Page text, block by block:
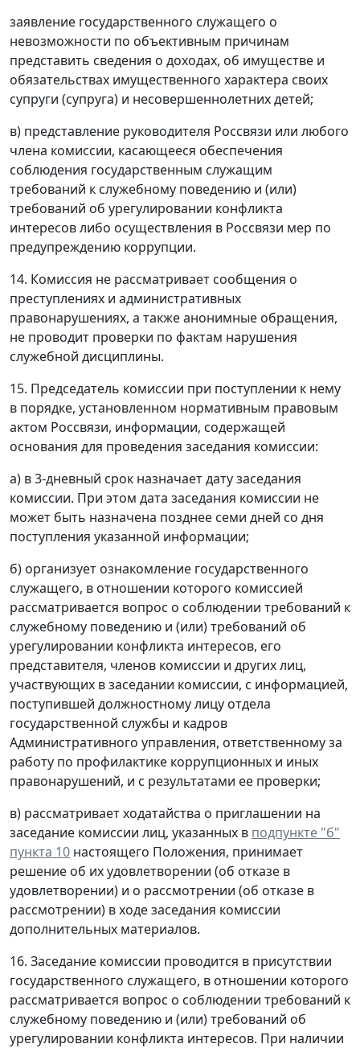
заявление государственного служащего о
невозможности по объективным причинам
представить сведения о доходах, об имуществе и
обязательствах имущественного характера своих
супруги (супруга) и несовершеннолетних детей;
в) представление руководителя Россвязи или любого
члена комиссии, касающееся обеспечения
соблюдения государственным служащим
требований к служебному поведению и (или)
требований об урегулировании конфликта
интересов либо осуществления в Россвязи мер по
предупреждению коррупции.
14. Комиссия не рассматривает сообщения о
преступлениях и административных
правонарушениях, а также анонимные обращения,
не проводит проверки по фактам нарушения
служебной дисциплины.
15. Председатель комиссии при поступлении к нему
в порядке, установленном нормативным правовым
актом Россвязи, информации, содержащей
основания для проведения заседания комиссии:
а) в 3-дневный срок назначает дату заседания
комиссии. При этом дата заседания комиссии не
может быть назначена позднее семи дней со дня
поступления указанной информации;
б) организует ознакомление государственного
служащего, в отношении которого комиссией
рассматривается вопрос о соблюдении требований к
служебному поведению и (или) требований об
урегулировании конфликта интересов, его
представителя, членов комиссии и других лиц,
участвующих в заседании комиссии, с информацией,
поступившей должностному лицу отдела
государственной службы и кадров
Административного управления, ответственному за
работу по профилактике коррупционных и иных
правонарушений, и с результатами ее проверки;
в) рассматривает ходатайства о приглашении на
заседание комиссии лиц, указанных в подпункте "б"
пункта 10 настоящего Положения, принимает
решение об их удовлетворении (об отказе в
удовлетворении) и о рассмотрении (об отказе в
рассмотрении) в ходе заседания комиссии
дополнительных материалов.
16. Заседание комиссии проводится в присутствии
государственного служащего, в отношении которого
рассматривается вопрос о соблюдении требований к
служебному поведению и (или) требований об
урегулировании конфликта интересов. При наличии